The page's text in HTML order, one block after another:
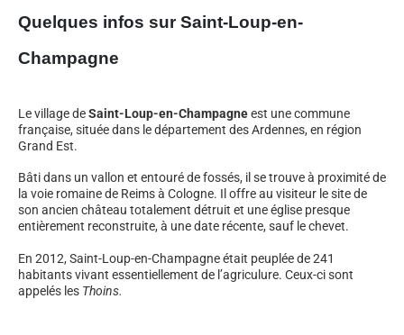
Quelques infos sur Saint-Loup-en-
Champagne
Le village deSaint-Loup-en-Champagneest une commune
française, située dans le département des Ardennes, en région
Grand Est.
Bâti dans un vallon et entouré de fossés, il se trouve à proximité de
la voie romaine de Reims à Cologne. Il offre au visiteur le site de
son ancien château totalement détruit et une église presque
entièrement reconstruite, à une date récente, sauf le chevet.
En 2012, Saint-Loup-en-Champagne était peuplée de 241
habitants vivant essentiellement de l’agriculure. Ceux-ci sont
appelés les Thoins.